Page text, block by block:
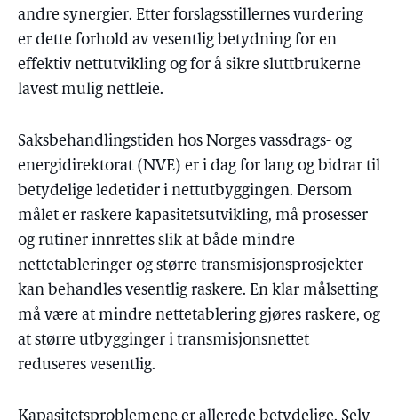
andre synergier. Etter forslagsstillernes vurdering
er dette forhold av vesentlig betydning for en
effektiv nettutvikling og for å sikre sluttbrukerne
lavest mulig nettleie.
Saksbehandlingstiden hos Norges vassdrags- og
energidirektorat (NVE) er i dag for lang og bidrar til
betydelige ledetider i nettutbyggingen. Dersom
målet er raskere kapasitetsutvikling, må prosesser
og rutiner innrettes slik at både mindre
nettetableringer og større transmisjonsprosjekter
kan behandles vesentlig raskere. En klar målsetting
må være at mindre nettetablering gjøres raskere, og
at større utbygginger i transmisjonsnettet
reduseres vesentlig.